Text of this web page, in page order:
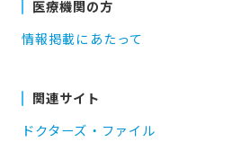
医療機関の方
情報掲載にあたって
関連サイト
ドクターズ・ファイル